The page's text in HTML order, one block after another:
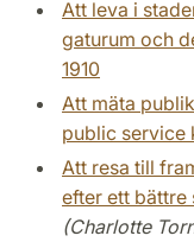
Att leva i
gaturum och
1910
Att mäta
public service
Att resa till
efter ett bättre
(Charlotte